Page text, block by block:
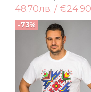
48.70лв. / €24.90
-73%